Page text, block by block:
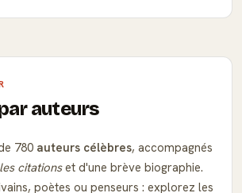
auteurs
780 auteurs célèbres, accompagnés
citationset d'une brève biographie.
poètes ou penseurs : explorez les